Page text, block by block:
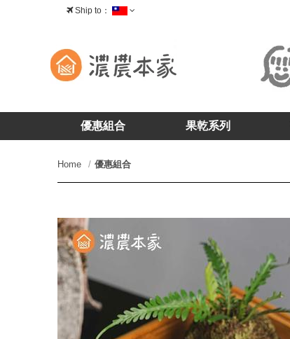
Ship to：
優惠組合 果乾系列
Home 優惠組合
prev